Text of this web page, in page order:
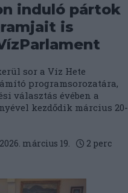
induló pártok
is
sor a Víz Hete
programsorozatára,
választás évében a
kezdődik március 20-
2026. március 19. 2 perc